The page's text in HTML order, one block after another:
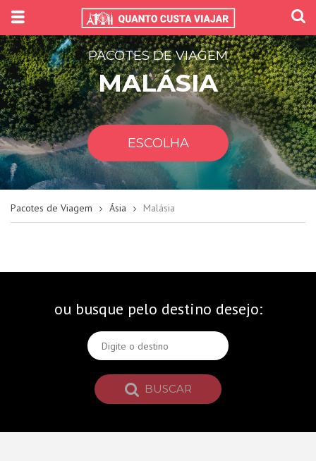
PACOTES DE VIAGEM
MALÁSIA
ESCOLHA
Pacotes de Viagem Ásia Malásia
ou busque pelo destino desejo:
BUSCAR